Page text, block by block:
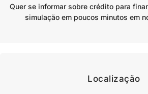
Quer se informar sobre crédito para
simulação em poucos minutos em
Localização